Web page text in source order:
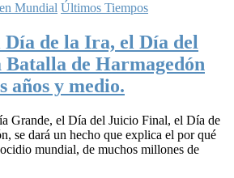
Mundial Últimos Tiempos
de la Ira, el Día del
de Harmagedón
años y medio.
Grande, el Día del Juicio Final, el Día de
se dará un hecho que explica el por qué
mundial, de muchos millones de